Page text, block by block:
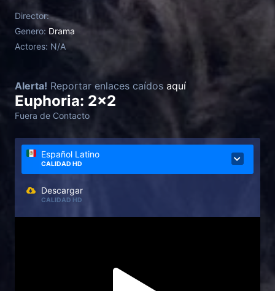
Director:
Genero: Drama
Actores: N/A
Alerta! Reportar enlaces caídos aquí
Euphoria: 2x2
Fuera de Contacto
Español Latino
CALIDAD HD
Descargar
CALIDAD HD